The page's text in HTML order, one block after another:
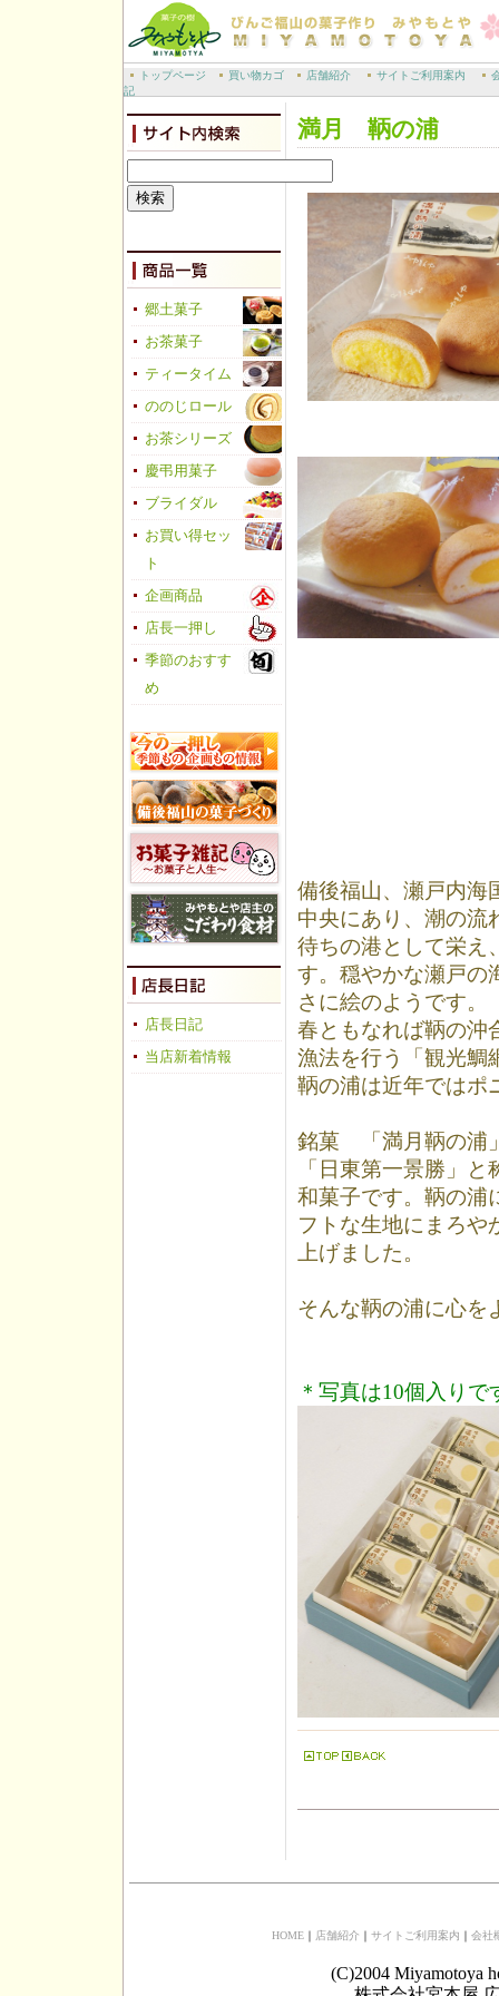
トップページ 買い物カゴ 店舗紹介 サイトご利用案内
記
郷土菓子
お茶菓子
ティータイム
ののじロール
お茶シリーズ
慶弔用菓子
ブライダル
お買い得セッ
ト
企画商品
店長一押し
季節のおすす
め
店長日記
当店新着情報
満月 鞆の浦
備後福山、瀬戸内海
中央にあり、潮の流
待ちの港として栄え
す。穏やかな瀬戸の
さに絵のようです。
春ともなれば鞆の沖
漁法を行う「観光
鞆の浦は近年ではポ
銘菓 「満月鞆の浦
「日東第一景勝」
和菓子です。鞆の浦
フトな生地にまろや
上げました。
そんな鞆の浦に心を
＊写真は10個入りで
HOME 店舗紹介 サイトご利用案内 会社
(C)2004 Miyamotoya